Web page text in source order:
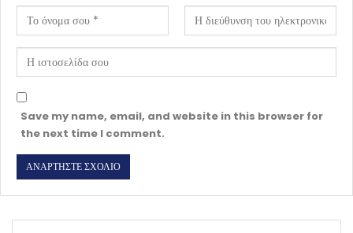
Save my name, email, and website in this browser for
the next time I comment.